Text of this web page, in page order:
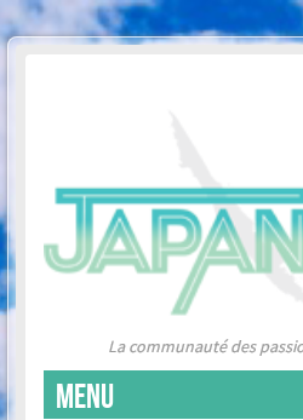
La communauté des
MENU